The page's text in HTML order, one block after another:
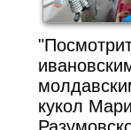
кукол